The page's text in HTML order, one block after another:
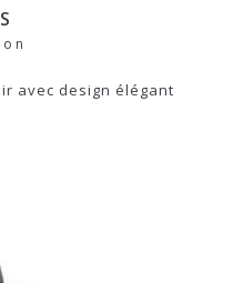
avec design élégant